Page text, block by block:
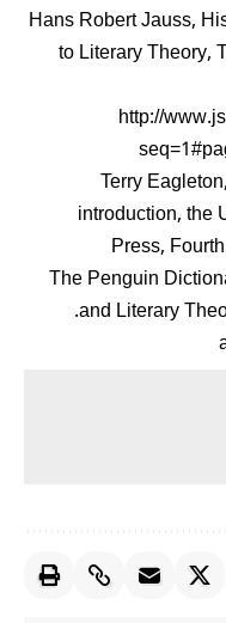
2- Hans Robert Jauss,
to Literary Theory,
http://
3- Terry
introduction, the
Press,
4- The Penguin
and Literary